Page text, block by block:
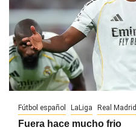
Fútbol español LaLiga Real Madrid
Fuera hace mucho frio